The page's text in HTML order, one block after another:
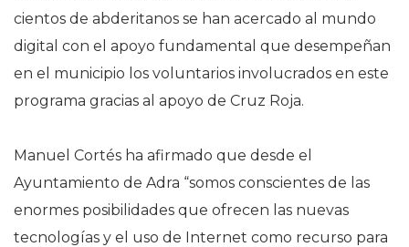
cientos de abderitanos se han acercado al mundo
digital con el apoyo fundamental que desempeñan
en el municipio los voluntarios involucrados en este
programa gracias al apoyo de Cruz Roja.
Manuel Cortés ha afirmado que desde el
Ayuntamiento de Adra “somos conscientes de las
enormes posibilidades que ofrecen las nuevas
tecnologías y el uso de Internet como recurso para